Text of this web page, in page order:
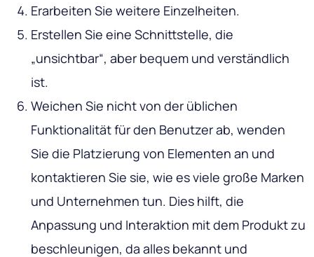
Erarbeiten Sie weitere Einzelheiten.
Erstellen Sie eine Schnittstelle, die
„unsichtbar“, aber bequem und verständlich
ist.
Weichen Sie nicht von der üblichen
Funktionalität für den Benutzer ab, wenden
Sie die Platzierung von Elementen an und
kontaktieren Sie sie, wie es viele große Marken
und Unternehmen tun. Dies hilft, die
Anpassung und Interaktion mit dem Produkt zu
beschleunigen, da alles bekannt und